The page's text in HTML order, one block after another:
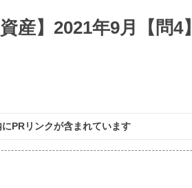
産】2021年9月【問4】
PRリンクが含まれています